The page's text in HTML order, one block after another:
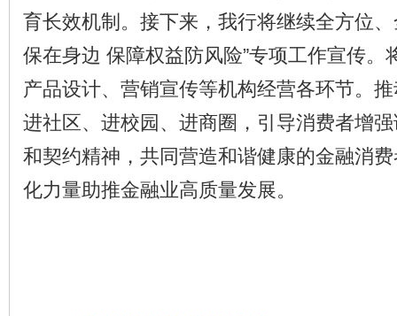
育长效机制。接下来，我行将继续全方位
保在身边 保障权益防风险”专项工作宣传。
产品设计、营销宣传等机构经营各环节。
进社区、进校园、进商圈，引导消费者增
和契约精神，共同营造和谐健康的金融消
化力量助推金融业高质量发展。